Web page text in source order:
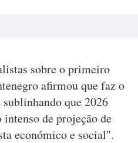
sobre o primeiro
afirmou que faz o
que 2026
de projeção de
económico e social".